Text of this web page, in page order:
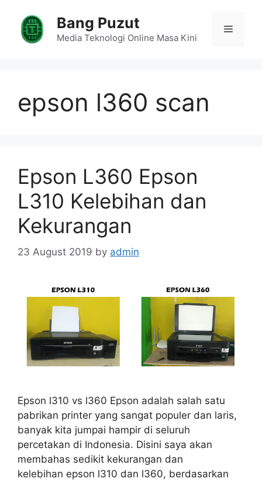
content
Bang Puzut
Media Teknologi Online Masa Kini
Menu
epson l360 scan
Epson L360 Epson
L310 Kelebihan dan
Kekurangan
23 August 2019 by admin
Epson l310 vs l360 Epson adalah salah satu
pabrikan printer yang sangat populer dan laris,
banyak kita jumpai hampir di seluruh
percetakan di Indonesia. Disini saya akan
membahas sedikit kekurangan dan
kelebihan epson l310 dan l360, berdasarkan